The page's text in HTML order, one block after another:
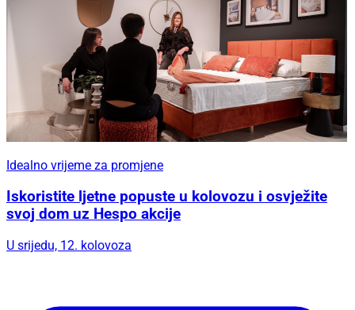
Idealno vrijeme za promjene
Iskoristite ljetne popuste u kolovozu i osvježite
svoj dom uz Hespo akcije
U srijedu, 12. kolovoza